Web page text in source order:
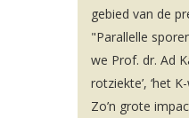
gebied van de
"Parallelle
we Prof. dr. Ad
rotziekte’, ‘het
Zo’n grote